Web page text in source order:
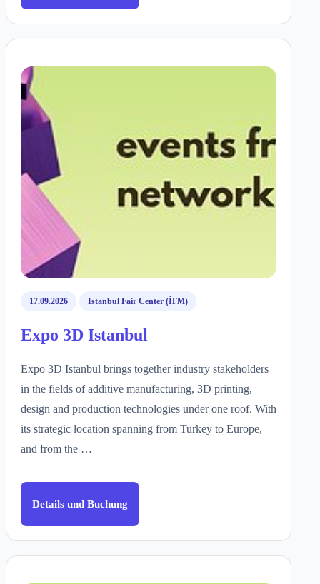
17.09.2026 Istanbul Fair Center (İFM)
Expo 3D Istanbul
Expo 3D Istanbul brings together industry stakeholders
in the fields of additive manufacturing, 3D printing,
design and production technologies under one roof. With
its strategic location spanning from Turkey to Europe,
and from the …
Details und Buchung